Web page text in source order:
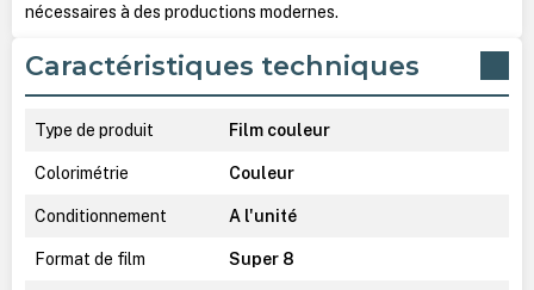
nécessaires à des productions modernes.
Caractéristiques techniques
Type de produit Film couleur
Colorimétrie Couleur
Conditionnement A l'unité
Format de film Super 8